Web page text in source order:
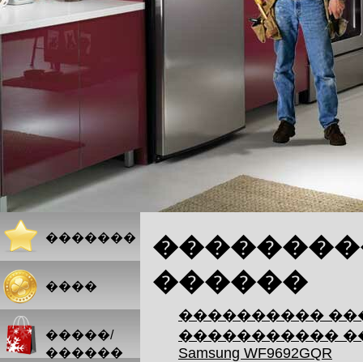
������
����������
�����������
Samsung WF9692GQR
�������
����
�����/
������